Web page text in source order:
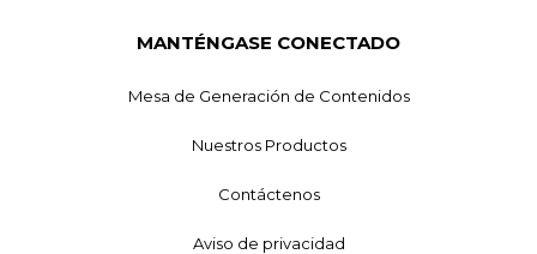
MANTÉNGASE CONECTADO
Mesa de Generación de Contenidos
Nuestros Productos
Contáctenos
Aviso de privacidad